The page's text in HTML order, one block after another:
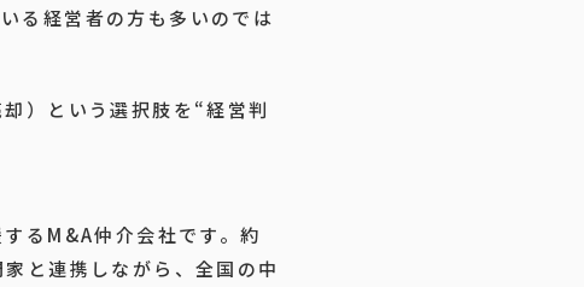
る経営者の方も多いのでは
）という選択肢を“経営判
るM&A仲介会社です。約
と連携しながら、全国の中